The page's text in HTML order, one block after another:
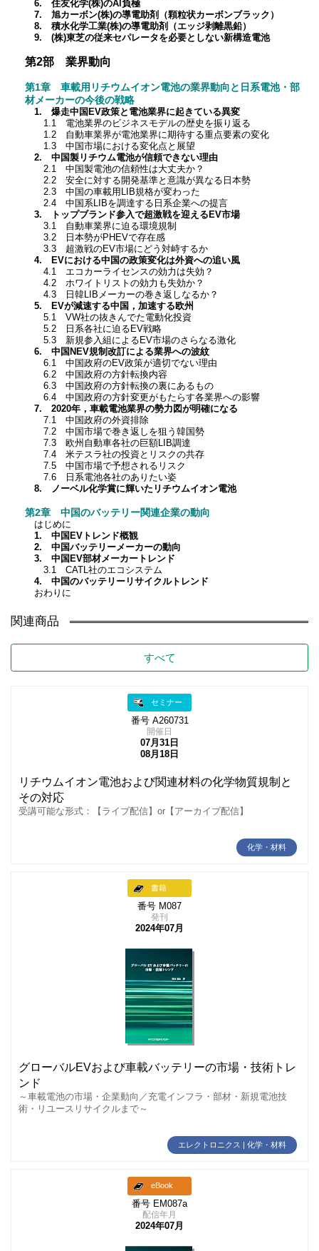
6. 住友化学(株)のAl負極
7. 旭カーボン(株)の導電助剤（顆粒状カーボンブラック）
8. 積水化学工業(株)の導電助剤（エッジ剥離黒鉛）
9. (株)東芝の従来セパレータを必要としない新構造電池
第2部 業界動向
第1章 車載用リチウムイオン電池の業界動向と日系電池・部
材メーカーの今後の戦略
1. 爆走中国EV政策と電池業界に起きている異変
1.1 電池業界のビジネスモデルの歴史を振り返る
1.2 自動車業界が電池業界に期待する重点要素の変化
1.3 中国市場における変化点と展望
2. 中国製リチウム電池が信頼できない理由
2.1 中国製電池の信頼性は大丈夫か？
2.2 安全に対する開発基準と意識が異なる日本勢
2.3 中国の車載用LIB規格が変わった
2.4 中国系LIBを調達する日系企業への提言
3. トップブランド参入で超激戦を迎えるEV市場
3.1 自動車業界に迫る環境規制
3.2 日本勢がPHEVで存在感
3.3 超激戦のEV市場にどう対峙するか
4. EVにおける中国の政策変化は外資への追い風
4.1 エコカーライセンスの効力は失効？
4.2 ホワイトリストの効力も失効か？
4.3 日韓LIBメーカーの巻き返しなるか？
5. EVが減速する中国，加速する欧州
5.1 VW社の抜きんでた電動化投資
5.2 日系各社に迫るEV戦略
5.3 新規参入組によるEV市場のさらなる激化
6. 中国NEV規制改訂による業界への波紋
6.1 中国政府のEV政策が適切でない理由
6.2 中国政府の方針転換内容
6.3 中国政府の方針転換の裏にあるもの
6.4 中国政府の方針変更がもたらす各業界への影響
7. 2020年，車載電池業界の勢力図が明確になる
7.1 中国政府の外資排除
7.2 中国市場で巻き返しを狙う韓国勢
7.3 欧州自動車各社の巨額LIB調達
7.4 米テスラ社の投資とリスクの共存
7.5 中国市場で予想されるリスク
7.6 日系電池各社のありたい姿
8. ノーベル化学賞に輝いたリチウムイオン電池
第2章 中国のバッテリー関連企業の動向
はじめに
1. 中国EVトレンド概観
2. 中国バッテリーメーカーの動向
3. 中国EV部材メーカートレンド
3.1 CATL社のエコシステム
4. 中国のバッテリーリサイクルトレンド
おわりに
関連商品
すべて
セミナー
番号 A260731
開催日
07月31日
08月18日
リチウムイオン電池および関連材料の化学物質規制と
その対応
受講可能な形式：【ライブ配信】or【アーカイブ配信】
化学・材料
書籍
番号 M087
発刊
2024年07月
グローバルEVおよび車載バッテリーの市場・技術トレ
ンド
～車載電池の市場・企業動向／充電インフラ・部材・新規電池技
術・リユースリサイクルまで～
エレクトロニクス | 化学・材料
eBook
番号 EM087a
配信年月
2024年07月